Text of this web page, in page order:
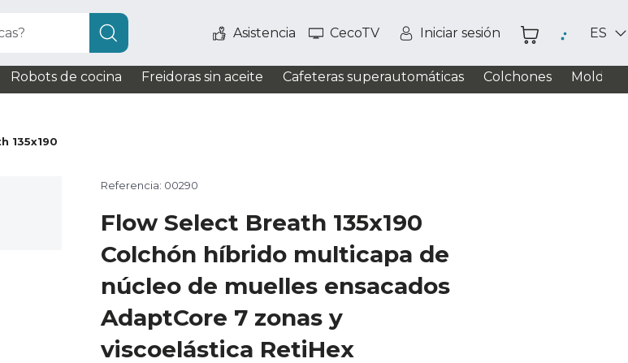
Asistencia CecoTV Iniciar sesión ES
Robots de cocina Freidoras sin aceite Cafeteras superautomáticas Colchones
135x190
Referencia: 00290
Flow Select Breath 135x190
Colchón híbrido multicapa de
núcleo de muelles ensacados
AdaptCore 7 zonas y
viscoelástica RetiHex